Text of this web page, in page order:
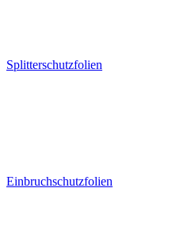
Splitterschutzfolien
Einbruchschutzfolien